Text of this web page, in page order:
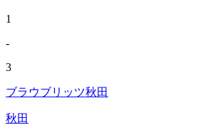
1
-
3
ブラウブリッツ秋田
秋田